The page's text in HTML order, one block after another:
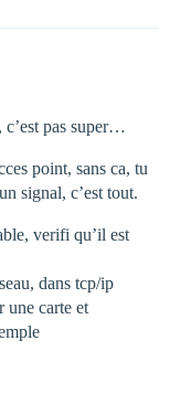
c’est pas super…
point, sans ca, tu
signal, c’est tout.
verifi qu’il est
dans tcp/ip
une carte et